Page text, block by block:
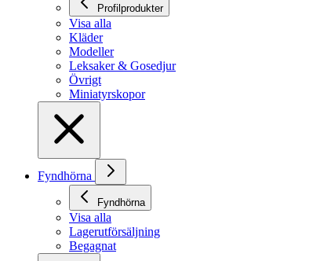
Profilprodukter
Visa alla
Kläder
Modeller
Leksaker & Gosedjur
Övrigt
Miniatyrskopor
Fyndhörna
Fyndhörna
Visa alla
Lagerutförsäljning
Begagnat